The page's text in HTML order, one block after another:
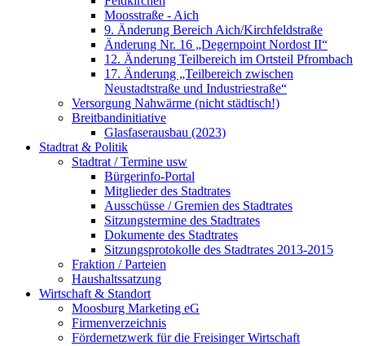
Moosstraße - Aich
9. Änderung Bereich Aich/Kirchfeldstraße
Änderung Nr. 16 „Degernpoint Nordost II“
12. Änderung Teilbereich im Ortsteil Pfrombach
17. Änderung „Teilbereich zwischen
Neustadtstraße und Industriestraße“
Versorgung Nahwärme (nicht städtisch!)
Breitbandinitiative
Glasfaserausbau (2023)
Stadtrat & Politik
Stadtrat / Termine usw
Bürgerinfo-Portal
Mitglieder des Stadtrates
Ausschüsse / Gremien des Stadtrates
Sitzungstermine des Stadtrates
Dokumente des Stadtrates
Sitzungsprotokolle des Stadtrates 2013-2015
Fraktion / Parteien
Haushaltssatzung
Wirtschaft & Standort
Moosburg Marketing eG
Firmenverzeichnis
Fördernetzwerk für die Freisinger Wirtschaft